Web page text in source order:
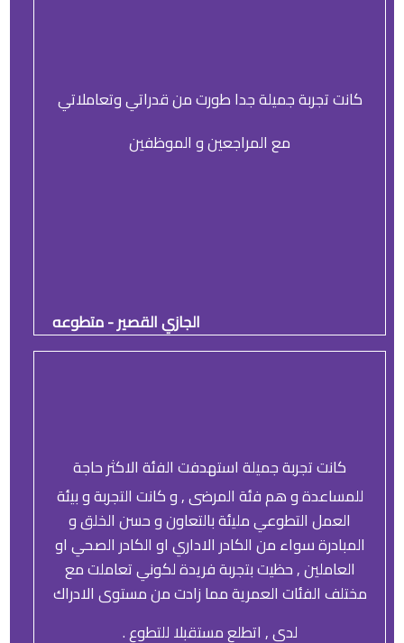
كانت تجربة جميلة جدا طورت من قدراتي وتعاملاتي
مع المراجعين و الموظفين
الجازي القصير - متطوعه
كانت تجربة جميلة استهدفت الفئة الاكثر حاجة
للمساعدة و هم فئة المرضى , و كانت التجربة و بيئة
العمل التطوعي مليئة بالتعاون و حسن الخلق و
المبادرة سواء من الكادر الاداري او الكادر الصحي او
العاملين , حظيت بتجربة فريدة لكوني تعاملت مع
مختلف الفئات العمرية مما زادت من مستوى الادراك
لدي , اتطلع مستقبلا للتطوع .